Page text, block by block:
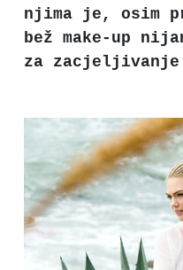
njima je, osim
bež make-up
za